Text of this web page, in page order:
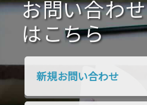
2020年7月 2020年6月
2020年4月 2020年3月
2019年9月
お問い合わせ
はこちら
新規お問い合わせ